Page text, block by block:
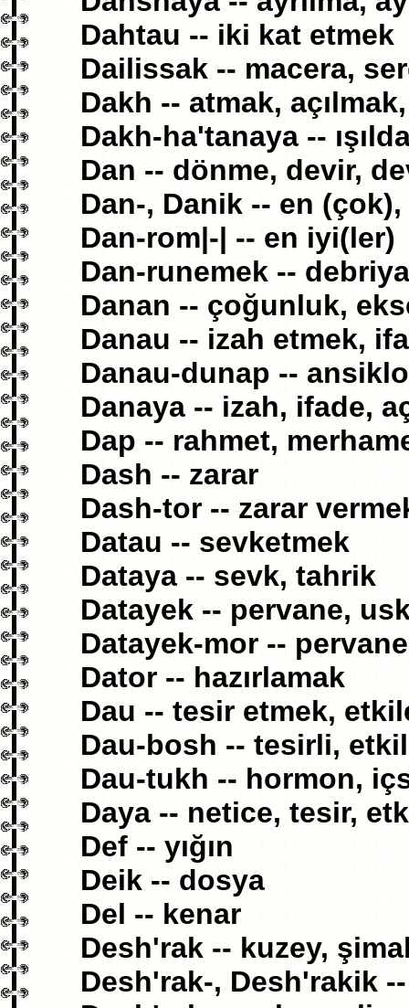
Dahtau -- iki kat etmek
Dailissak -- macera,
Dakh -- atmak,
Dakh-ha'tanaya --
Dan -- dönme, devir,
Dan-, Danik -- en
Dan-rom|-| -- en iyi(ler)
Dan-runemek --
Danan -- çoğunluk,
Danau -- izah etmek,
Danau-dunap --
Danaya -- izah, ifade,
Dap -- rahmet,
Dash -- zarar
Dash-tor -- zarar
Datau -- sevketmek
Dataya -- sevk, tahrik
Datayek -- pervane,
Datayek-mor --
Dator -- hazırlamak
Dau -- tesir etmek,
Dau-bosh -- tesirli,
Dau-tukh -- hormon,
Daya -- netice, tesir,
Def -- yığın
Deik -- dosya
Del -- kenar
Desh'rak -- kuzey,
Desh'rak-, Desh'rakik